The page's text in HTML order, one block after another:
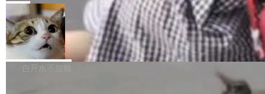
给 OpenAI 总法律顾问 Che Chang 发了封邮
件，附了一封长信，要求 OpenAI 配合调查前苹
果员工带走机密信...
你的，AI写AI的，同屏协作互不干扰。一句话让
AI帮你干活，现在开启全新体验！ 温馨提示：
体验WorkBuddy鸿蒙PC版前，请将 HUAWEI M
atePad Edge 升级至 HarmonyOS 6.1.0.135S
P9 patch03及以上版本。 *升级路径：设置 > 搜
布了 9.0 版本。这个版本除了带来新一代音视频
处理能力和硬件加速支持之外，还有一个特殊之
处：FFmpeg 9.0 的代号是“Lei”。 这个名字，
来自中国开发者雷霄骅（Lei Xiaohua）。 对于
很多中国音视频开发者而言，这个名字并不陌
局
亚马逊成本失控：AI 写代码烧掉 1215
万元，超预算 860%
外媒近日曝光了亚马逊的多份内部报告显示，AI
导致公司在多个项目上超支。《金融时报》报道
白开水不加糖